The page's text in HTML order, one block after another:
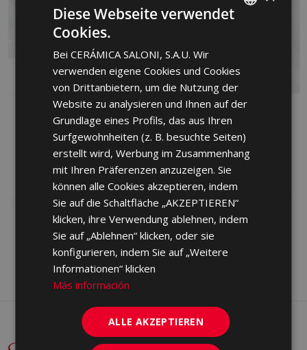
BYBLOS CENIZA 120 X
JHJ713 | 60x120
hinzufügen
BYBLOS CENIZA 75 X
75
KPJ713 | 75x75
Zu Favoriten
hinzufügen
GERMAN
PORTUGUESE
Diese Webseite verwendet
Cookies.
Bei CERÁMICA SALONI, S.A.U. Wir
verwenden eigene Cookies und Cookies
von Drittanbietern, um die Nutzung der
Website zu analysieren und Ihnen auf der
Grundlage eines Profils, das aus Ihren
Surfgewohnheiten (z. B. besuchte Seiten)
erstellt wird, Werbung im Zusammenhang
mit Ihren Präferenzen anzuzeigen. Sie
können alle Cookies akzeptieren, indem
Sie auf die Schaltfläche „AKZEPTIEREN“
klicken, ihre Verwendung ablehnen, indem
Sie auf „Ablehnen“ klicken, oder sie
konfigurieren, indem Sie auf „Weitere
Informationen“ klicken
Más información
ALLE AKZEPTIEREN